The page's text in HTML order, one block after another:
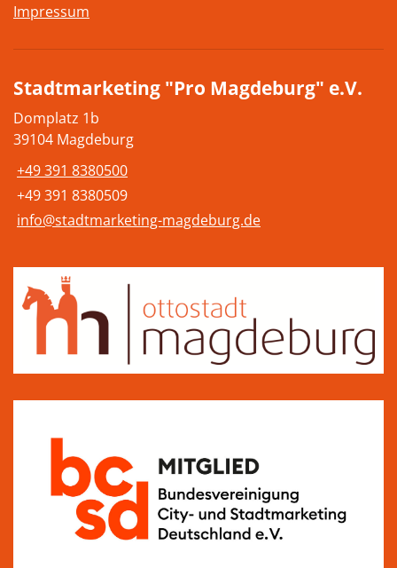
Impressum
Stadtmarketing "Pro Magdeburg" e.V.
Domplatz 1b
39104 Magdeburg
+49 391 8380500
+49 391 8380509
info@stadtmarketing-magdeburg.de